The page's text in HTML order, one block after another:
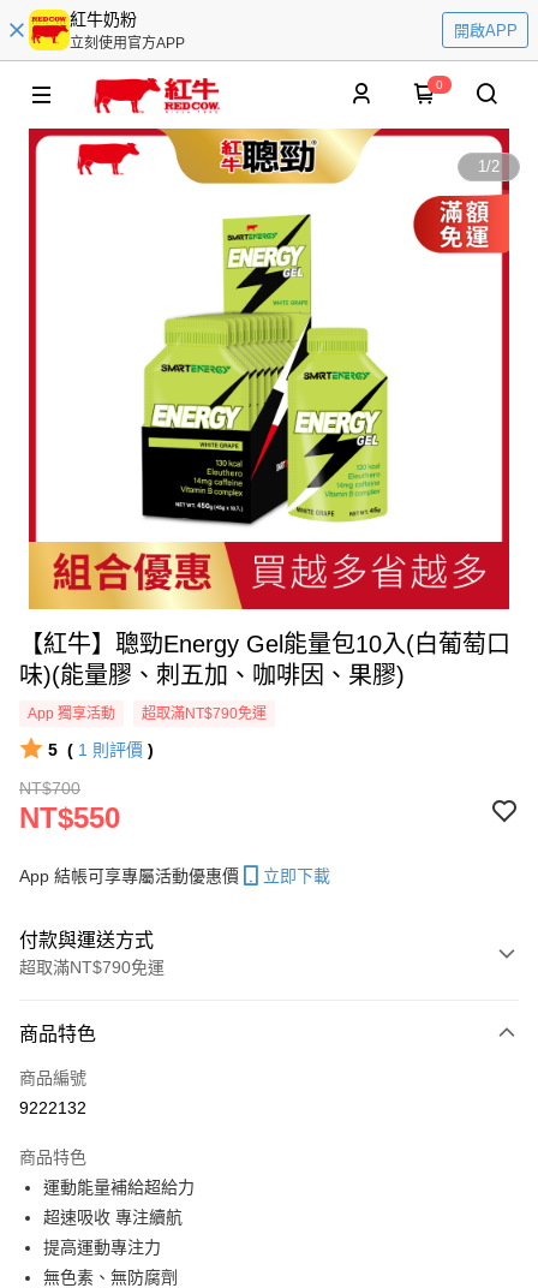
紅牛奶粉
立刻使用官方APP
開啟APP
0
1/2
【紅牛】聰勁Energy Gel能量包10入(白葡萄口
味)(能量膠、刺五加、咖啡因、果膠)
App 獨享活動 超取滿NT$790免運
5 ( 1 則評價 )
NT$700
NT$550
App 結帳可享專屬活動優惠價 立即下載
付款與運送方式
超取滿NT$790免運
信用卡一次付款
超商取貨付款
Apple Pay
街口支付
悠遊付
商品特色
商品編號
9222132
商品特色
運動能量補給超給力
超速吸收 專注續航
提高運動專注力
無色素、無防腐劑